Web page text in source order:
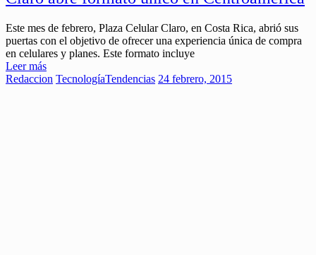
Este mes de febrero, Plaza Celular Claro, en Costa Rica, abrió sus
puertas con el objetivo de ofrecer una experiencia única de compra
en celulares y planes. Este formato incluye
Leer más
Redaccion TecnologíaTendencias 24 febrero, 2015